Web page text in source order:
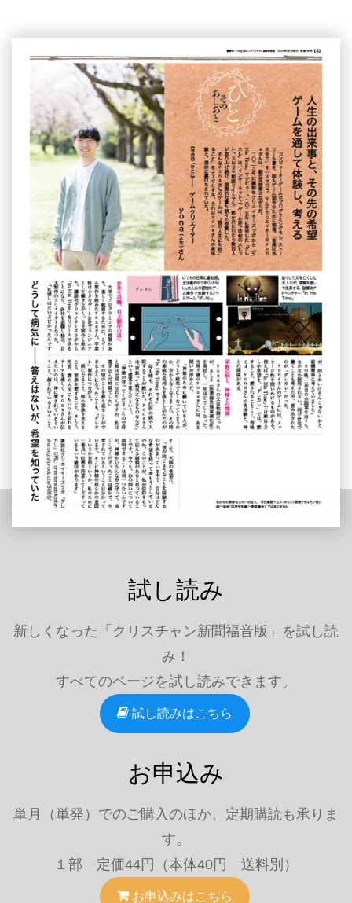
試し読み
新しくなった「クリスチャン新聞福音版」を試し読
み！
すべてのページを試し読みできます。
試し読みはこちら
お申込み
単月（単発）でのご購入のほか、定期購読も承りま
す。
１部 定価44円（本体40円 送料別）
お申込みはこちら